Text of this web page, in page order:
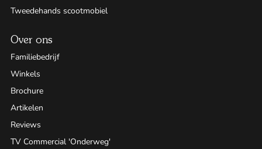
Tweedehands scootmobiel
Over ons
Familiebedrijf
Winkels
Brochure
Artikelen
Reviews
TV Commercial 'Onderweg'